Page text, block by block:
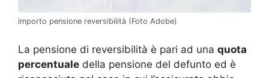
importo pensione reversibilità (Foto Adobe)
La pensione di reversibilità è pari ad una quota
percentuale della pensione del defunto ed è